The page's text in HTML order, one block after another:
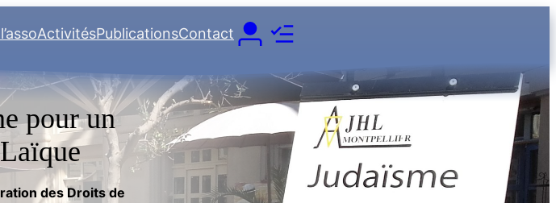
ActivitésPublicationsContact
pour un
des Droits de